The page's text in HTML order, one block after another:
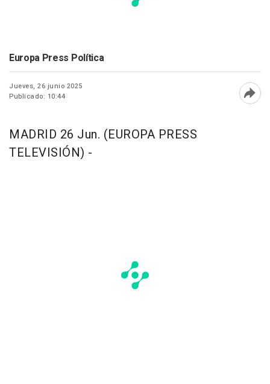
Europa Press Política
Jueves, 26 junio 2025
Publicado: 10:44
MADRID 26 Jun. (EUROPA PRESS
TELEVISIÓN) -